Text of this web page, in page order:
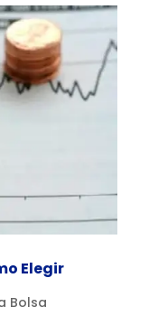
Elegir
Bolsa